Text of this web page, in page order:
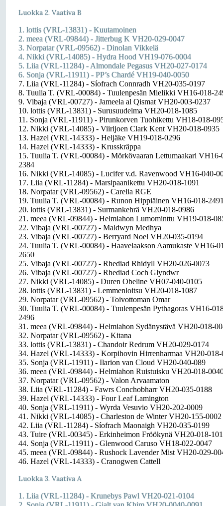
Luokka 2. Vaativa B
1. lottis (VRL-13831) - Kuutamoinen
2. meea (VRL-09844) - Jitterbug K VH20-029-0047
3. Norpatar (VRL-09562) - Dinolan Vikkelä
4. Nikki (VRL-14085) - Hydra Hood VH19-076-0004
5. Liia (VRL-11284) - Almondale Pegasus VH20-027-0174
6. Sonja (VRL-11911) - PP’s Chardé VH19-040-0050
7. Liia (VRL-11284) - Síofrach Connradh VH20-035-0197
8. Tuulia T. (VRL-00084) - Tuulenpesän Mielikki VH16-018-
9. Vibaja (VRL-00727) - Jameela al Qismat VH20-003-0237
10. lottis (VRL-13831) - Surusuudelma VH20-018-1085
11. Sonja (VRL-11911) - Pirunkorven Tuohikettu VH18-018-
12. Nikki (VRL-14085) - Viirijoen Clark Kent VH20-018-0935
13. Hazel (VRL-14333) - Heljäke VH19-018-0296
14. Hazel (VRL-14333) - Krusskräppa
15. Tuulia T. (VRL-00084) - Mörkövaaran Lettumaakari VH16-
2384
16. Nikki (VRL-14085) - Lucifer v.d. Ravenwood VH16-040-
17. Liia (VRL-11284) - Marsipaanikettu VH20-018-1091
18. Norpatar (VRL-09562) - Carelia RGE
19. Tuulia T. (VRL-00084) - Runon Hippiäinen VH16-018-
20. lottis (VRL-13831) - Surmankehrä VH20-018-0986
21. meea (VRL-09844) - Helmiahon Lumominttu VH19-018-
22. Vibaja (VRL-00727) - Maldwyn Medhya
23. Vibaja (VRL-00727) - Berryard Noel VH20-035-0194
24. Tuulia T. (VRL-00084) - Haavelaakson Aamukaste VH16-
2650
25. Vibaja (VRL-00727) - Rhediad Rhidyll VH20-026-0073
26. Vibaja (VRL-00727) - Rhediad Coch Glyndwr
27. Nikki (VRL-14085) - Duren Obeline VH07-040-0105
28. lottis (VRL-13831) - Lemmenloitsu VH20-018-1087
29. Norpatar (VRL-09562) - Toivottoman Omar
30. Tuulia T. (VRL-00084) - Tuulenpesän Pythagoras VH16-
2496
31. meea (VRL-09844) - Helmiahon Sydänystävä VH20-018-
32. Norpatar (VRL-09562) - Kitana
33. lottis (VRL-13831) - Chandoir Redrum VH20-029-0174
34. Hazel (VRL-14333) - Korpihovin Hirrenharmaa VH20-018-
35. Sonja (VRL-11911) - Ilarion van Cloud VH20-040-089
36. meea (VRL-09844) - Helmiahon Ruistuisku VH20-018-
37. Norpatar (VRL-09562) - Valon Arvaamaton
38. Liia (VRL-11284) - Fawrs Conchobharr VH20-035-0188
39. Hazel (VRL-14333) - Four Leaf Lamington
40. Sonja (VRL-11911) - Wyrda Vesuvio VH20-202-0009
41. Nikki (VRL-14085) - Charleston de Winter VH20-155-0002
42. Liia (VRL-11284) - Síofrach Maonaigh VH20-035-0199
43. Tuire (VRL-00345) - Erkinheimon Fröökynä VH20-018-
44. Sonja (VRL-11911) - Glenwood Caruso VH18-022-0047
45. meea (VRL-09844) - Rushock Lavender Mist VH20-029-
46. Hazel (VRL-14333) - Cranogwen Cattell
Luokka 3. Vaativa A
1. Liia (VRL-11284) - Krunebys Pawl VH20-021-0104